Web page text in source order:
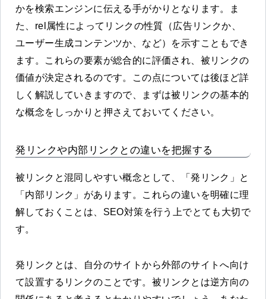
かを検索エンジンに伝える手がかりとなります。ま
た、rel属性によってリンクの性質（広告リンクか、
ユーザー生成コンテンツか、など）を示すこともでき
ます。これらの要素が総合的に評価され、被リンクの
価値が決定されるのです。この点については後ほど詳
しく解説していきますので、まずは被リンクの基本的
な概念をしっかりと押さえておいてください。
発リンクや内部リンクとの違いを把握する
被リンクと混同しやすい概念として、「発リンク」と
「内部リンク」があります。これらの違いを明確に理
解しておくことは、SEO対策を行う上でとても大切で
す。
発リンクとは、自分のサイトから外部のサイトへ向け
て設置するリンクのことです。被リンクとは逆方向の